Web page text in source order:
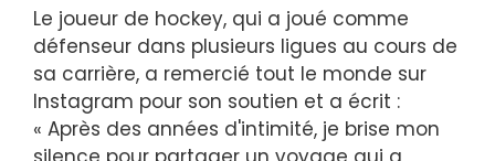
Le joueur de hockey, qui a joué comme
défenseur dans plusieurs ligues au cours de
sa carrière, a remercié tout le monde sur
Instagram pour son soutien et a écrit :
« Après des années d'intimité, je brise mon